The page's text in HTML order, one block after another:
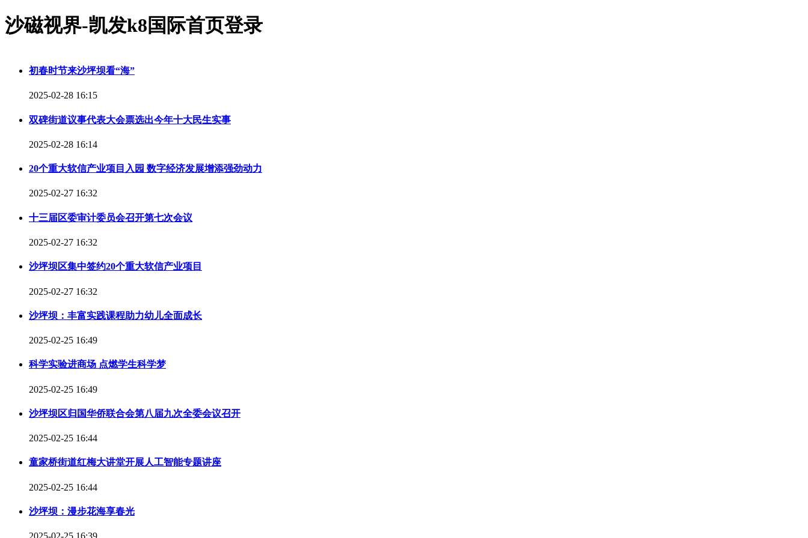
沙磁视界-凯发k8国际首页登录
初春时节来沙坪坝看“海”
2025-02-28 16:15
双碑街道议事代表大会票选出今年十大民生实事
2025-02-28 16:14
20个重大软信产业项目入园 数字经济发展增添强劲动力
2025-02-27 16:32
十三届区委审计委员会召开第七次会议
2025-02-27 16:32
沙坪坝区集中签约20个重大软信产业项目
2025-02-27 16:32
沙坪坝：丰富实践课程助力幼儿全面成长
2025-02-25 16:49
科学实验进商场 点燃学生科学梦
2025-02-25 16:49
沙坪坝区归国华侨联合会第八届九次全委会议召开
2025-02-25 16:44
童家桥街道红梅大讲堂开展人工智能专题讲座
2025-02-25 16:44
沙坪坝：漫步花海享春光